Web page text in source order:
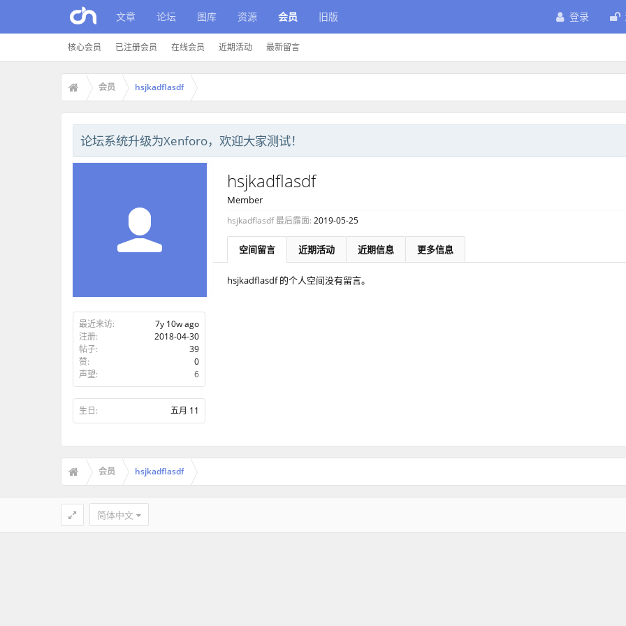
文章 论坛 图库 资源 会员
核心会员 已注册会员 在线会员 近期活动 最新留言
旧版 登录
会员 hsjkadflasdf
论坛系统升级为Xenforo，欢迎大家测试！
最近来访:
7y 10w ago
注册:
2018-04-30
帖子:
39
赞:
0
声望:
6
生日: 五月 11
hsjkadflasdf
Member
hsjkadflasdf 最后露面: 2019-05-25
空间留言 近期活动 近期信息 更多信息
hsjkadflasdf 的个人空间没有留言。
会员 hsjkadflasdf
简体中文